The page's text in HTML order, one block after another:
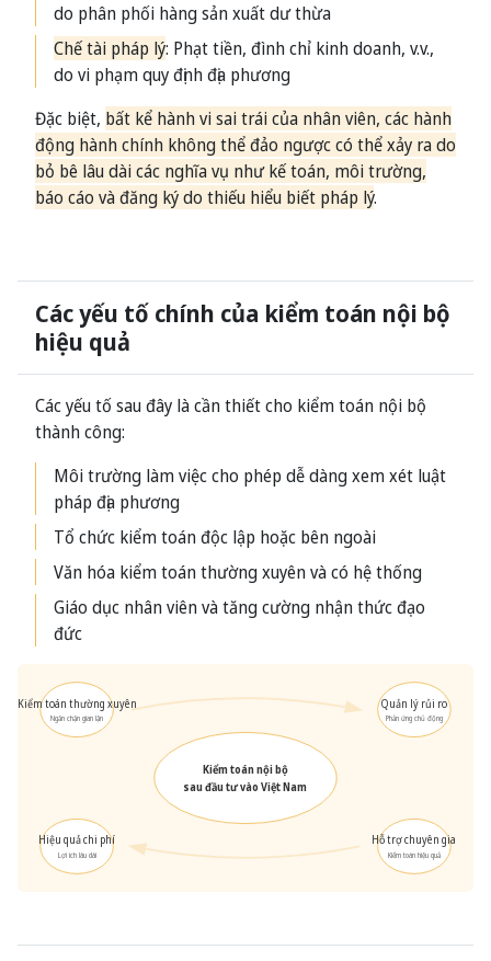
do phân phối hàng sản xuất dư thừa
Chế tài pháp lý: Phạt tiền, đình chỉ kinh doanh, v.v.,
do vi phạm quy định địa phương
Đặc biệt, bất kể hành vi sai trái của nhân viên, các hành
động hành chính không thể đảo ngược có thể xảy ra do
bỏ bê lâu dài các nghĩa vụ như kế toán, môi trường,
báo cáo và đăng ký do thiếu hiểu biết pháp lý.
Các yếu tố chính của kiểm toán nội bộ
hiệu quả
Các yếu tố sau đây là cần thiết cho kiểm toán nội bộ
thành công:
Môi trường làm việc cho phép dễ dàng xem xét luật
pháp địa phương
Tổ chức kiểm toán độc lập hoặc bên ngoài
Văn hóa kiểm toán thường xuyên và có hệ thống
Giáo dục nhân viên và tăng cường nhận thức đạo
đức
Kiểm toán nội bộ
sau đầu tư vào Việt Nam
Kiểm toán thường xuyên
Ngăn chặn gian lận
Quản lý rủi ro
Phản ứng chủ động
Hỗ trợ chuyên gia
Kiểm toán hiệu quả
Hiệu quả chi phí
Lợi ích lâu dài